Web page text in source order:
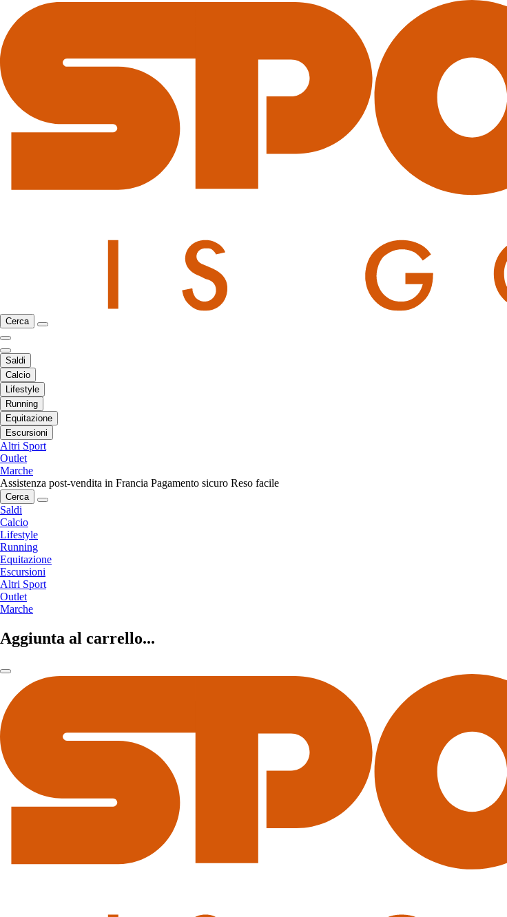
Cerca
Saldi
Calcio
Lifestyle
Running
Equitazione
Escursioni
Altri Sport
Outlet
Marche
Assistenza post-vendita in Francia Pagamento sicuro Reso facile
Cerca
Saldi
Calcio
Lifestyle
Running
Equitazione
Escursioni
Altri Sport
Outlet
Marche
Aggiunta al carrello...